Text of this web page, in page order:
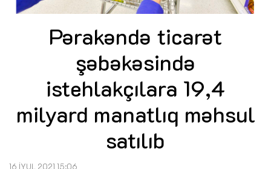
Pərakəndə ticarət
şəbəkəsində
istehlakçılara 19,4
milyard manatlıq məhsul
satılıb
16 İYUL 2021 15:06